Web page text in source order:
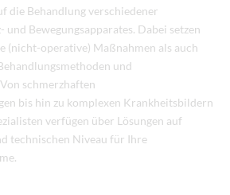
die Behandlung verschiedener
und Bewegungsapparates. Dabei setzen
(nicht-operative) Maßnahmen als auch
und
schmerzhaften
bis hin zu komplexen Krankheitsbildern
verfügen über Lösungen auf
technischen Niveau für Ihre